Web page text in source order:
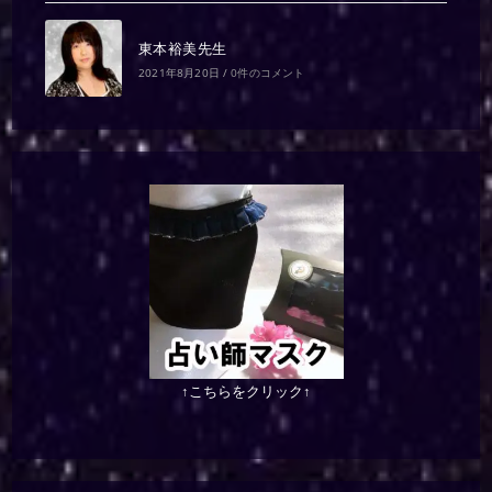
東本裕美先生
2021年8月20日 / 0件のコメント
↑こちらをクリック↑